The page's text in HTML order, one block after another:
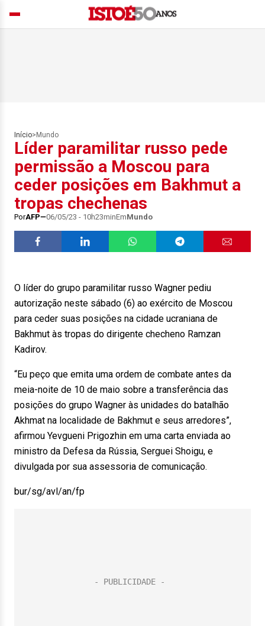
Início> Mundo
Líder paramilitar russo pede
permissão a Moscou para
ceder posições em Bakhmut a
tropas chechenas
PorAFP 06/05/23 - 10h23minEmMundo
O líder do grupo paramilitar russo Wagner pediu
autorização neste sábado (6) ao exército de Moscou
para ceder suas posições na cidade ucraniana de
Bakhmut às tropas do dirigente checheno Ramzan
Kadirov.
“Eu peço que emita uma ordem de combate antes da
meia-noite de 10 de maio sobre a transferência das
posições do grupo Wagner às unidades do batalhão
Akhmat na localidade de Bakhmut e seus arredores”,
afirmou Yevgueni Prigozhin em uma carta enviada ao
ministro da Defesa da Rússia, Serguei Shoigu, e
divulgada por sua assessoria de comunicação.
bur/sg/avl/an/fp